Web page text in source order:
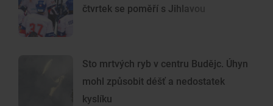
čtvrtek se poměří s Jihlavou
Sto mrtvých ryb v centru Budějc. Úhyn
mohl způsobit déšť a nedostatek
kyslíku